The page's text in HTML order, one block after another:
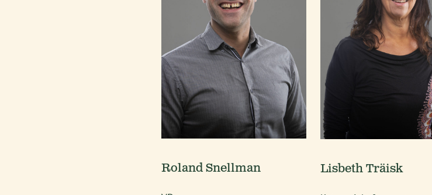
Roland Snellman Lisbeth Träisk